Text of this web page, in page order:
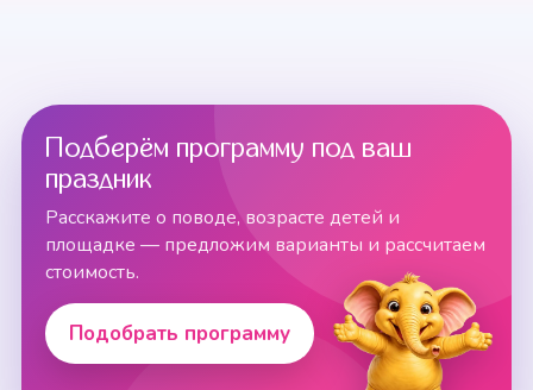
Подберём программу под ваш
праздник
Расскажите о поводе, возрасте детей и
площадке — предложим варианты и рассчитаем
стоимость.
Подобрать программу